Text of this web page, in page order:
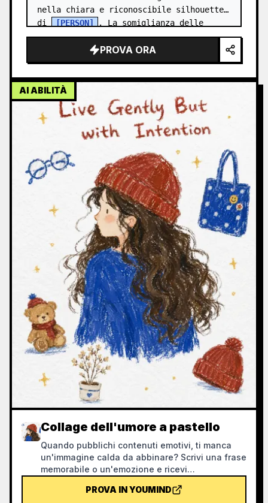
nella chiara e riconoscibile silhouette
di
[PERSON]
. La somiglianza delle
nuvole appare in alto in un cielo blu…
PROVA ORA
AI ABILITÀ
Collage dell'umore a pastello
Quando pubblichi contenuti emotivi, ti manca
un'immagine calda da abbinare? Scrivi una frase
memorabile o un'emozione e ricevi
disegnati a pastello a olio, oggetti quotidiani
PROVA IN YOUMIND